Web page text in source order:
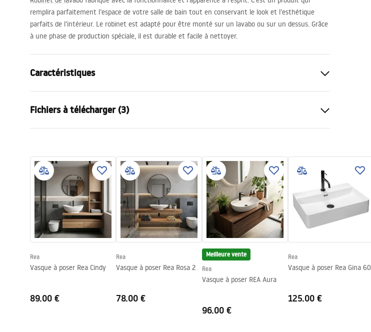
remplira parfaitement l’espace de votre salle de bain tout en conservant le look et l’esthétique
parfaits de l’intérieur. Le robinet est adapté pour être monté sur un lavabo ou sur un dessus. Grâce
à une phase de production spéciale, il est durable et facile à nettoyer.
Caractéristiques
Méthode de montage
Couleur
Titane
Matériel
Laiton
Portée du bec
110
mm
Hauteur
165
mm
Technologie du revêtement
PVD
Diamètre de raccordement
3/8 pouce
Garantie
5 ans
Fichiers à télécharger (3)
Warranty_Terms_and_Conditions_
Faucets_-_5.pdf
faucet.pdf
Informations de sécurité
Safety_Information_Faucets.pdf
Rea
Vasque à poser Rea Cindy
89.00 €
Rea
Vasque à poser Rea Rosa 2
78.00 €
Meilleure vente
Rea
Vasque à poser REA Aura
96.00 €
Rea
Vasque à poser Rea Gina 60
125.00 €